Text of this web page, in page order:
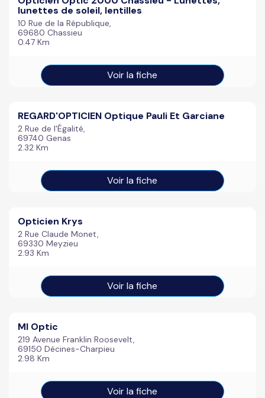
lunettes de soleil, lentilles
10 Rue de la République,
69680 Chassieu
0.47 Km
Voir la fiche
REGARD'OPTICIEN Optique Pauli Et Garciane
2 Rue de l'Égalité,
69740 Genas
2.32 Km
Voir la fiche
Opticien Krys
2 Rue Claude Monet,
69330 Meyzieu
2.93 Km
Voir la fiche
Ml Optic
219 Avenue Franklin Roosevelt,
69150 Décines-Charpieu
2.98 Km
Voir la fiche